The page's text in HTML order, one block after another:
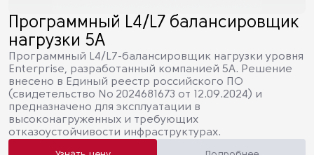
Программный L4/L7 балансировщик
нагрузки 5А
Программный L4/L7-балансировщик нагрузки уровня
Enterprise, разработанный компанией 5А. Решение
внесено в Единый реестр российского ПО
(свидетельство № 2024681673 от 12.09.2024) и
предназначено для эксплуатации в
высоконагруженных и требующих
отказоустойчивости инфраструктурах.